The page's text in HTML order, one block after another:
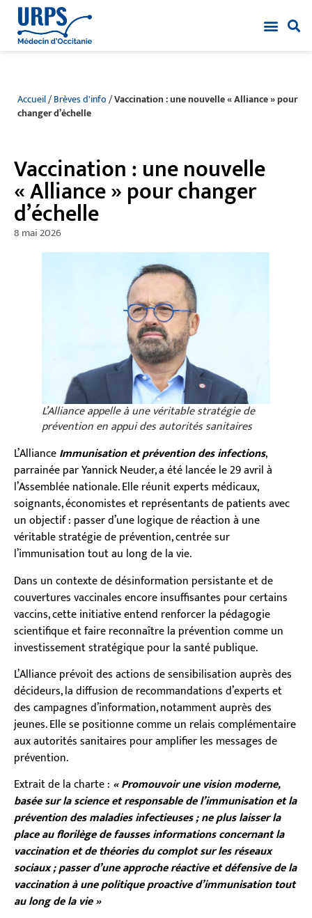
Accueil/Brèves d'info/Vaccination : une nouvelle « Alliance » pour
changer d’échelle
Vaccination : une nouvelle
« Alliance » pour changer
d’échelle
8 mai 2026
L’Alliance appelle à une véritable stratégie de
prévention en appui des autorités sanitaires
L’AllianceImmunisation et prévention des infections,
parrainée par Yannick Neuder, a été lancée le 29 avril à
l’Assemblée nationale. Elle réunit experts médicaux,
soignants, économistes et représentants de patients avec
un objectif : passer d’une logique de réaction à une
véritable stratégie de prévention, centrée sur
l’immunisation tout au long de la vie.
Dans un contexte de désinformation persistante et de
couvertures vaccinales encore insuffisantes pour certains
vaccins, cette initiative entend renforcer la pédagogie
scientifique et faire reconnaître la prévention comme un
investissement stratégique pour la santé publique.
L’Alliance prévoit des actions de sensibilisation auprès des
décideurs, la diffusion de recommandations d’experts et
des campagnes d’information, notamment auprès des
jeunes. Elle se positionne comme un relais complémentaire
aux autorités sanitaires pour amplifier les messages de
prévention.
Extrait de la charte : « Promouvoir une vision moderne,
basée sur la science et responsable de l’immunisation et la
prévention des maladies infectieuses ; ne plus laisser la
place au florilège de fausses informations concernant la
vaccination et de théories du complot sur les réseaux
sociaux ; passer d’une approche réactive et défensive de la
vaccination à une politique proactive d’immunisation tout
au long de la vie »